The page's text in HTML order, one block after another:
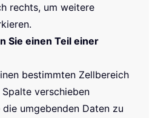
rechts, um weitere
Sie einen Teil einer
bestimmten Zellbereich
verschieben
umgebenden Daten zu